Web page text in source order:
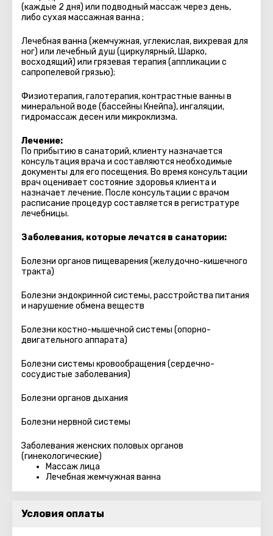
(каждые 2 дня) или подводный массаж через день,
либо сухая массажная ванна ;
Лечебная ванна (жемчужная, углекислая, вихревая для
ног) или лечебный душ (циркулярный, Шарко,
восходящий) или грязевая терапия (аппликации с
сапропелевой грязью);
Физиотерапия, галотерапия, контрастные ванны в
минеральной воде (бассейны Кнейпа), ингаляции,
гидромассаж десен или микроклизма.
Лечение:
По прибытию в санаторий, клиенту назначается
консультация врача и составляются необходимые
документы для его посещения. Во время консультации
врач оценивает состояние здоровья клиента и
назначает лечение. После консультации с врачом
расписание процедур составляется в регистратуре
лечебницы.
Заболевания, которые лечатся в санатории:
Болезни органов пищеварения (желудочно-кишечного
тракта)
Болезни эндокринной системы, расстройства питания
и нарушение обмена веществ
Болезни костно-мышечной системы (опорно-
двигательного аппарата)
Болезни системы кровообращения (сердечно-
сосудистые заболевания)
Болезни органов дыхания
Болезни нервной системы
Заболевания женских половых органов
(гинекологические)
Массаж лица
Лечебная жемчужная ванна
Условия оплаты